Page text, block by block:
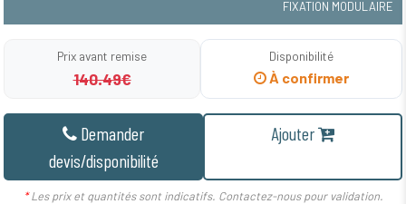
FIXATION MODULAIRE
Prix avant remise
140.49€
Disponibilité
À confirmer
Demander
devis/disponibilité
Ajouter
*Les prix et quantités sont indicatifs. Contactez-nous pour validation.